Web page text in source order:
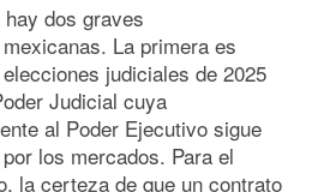
dos graves
La primera es
judiciales de 2025
Judicial cuya
al Poder Ejecutivo sigue
los mercados. Para el
la certeza de que un contrato